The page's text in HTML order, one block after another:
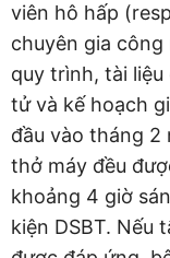
viên hô hấp
chuyên gia
quy trình, tài
tử và kế hoạch
đầu vào tháng 2
thở máy đều
khoảng 4 giờ
kiện DSBT. Nếu